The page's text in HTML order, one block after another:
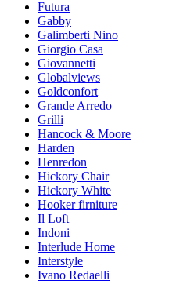
Futura
Gabby
Galimberti Nino
Giorgio Casa
Giovannetti
Globalviews
Goldconfort
Grande Arredo
Grilli
Hancock & Moore
Harden
Henredon
Hickory Chair
Hickory White
Hooker firniture
Il Loft
Indoni
Interlude Home
Interstyle
Ivano Redaelli